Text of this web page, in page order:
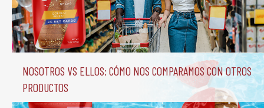
Nosotros vs Ellos: Cómo nos comparamos con otros
productos